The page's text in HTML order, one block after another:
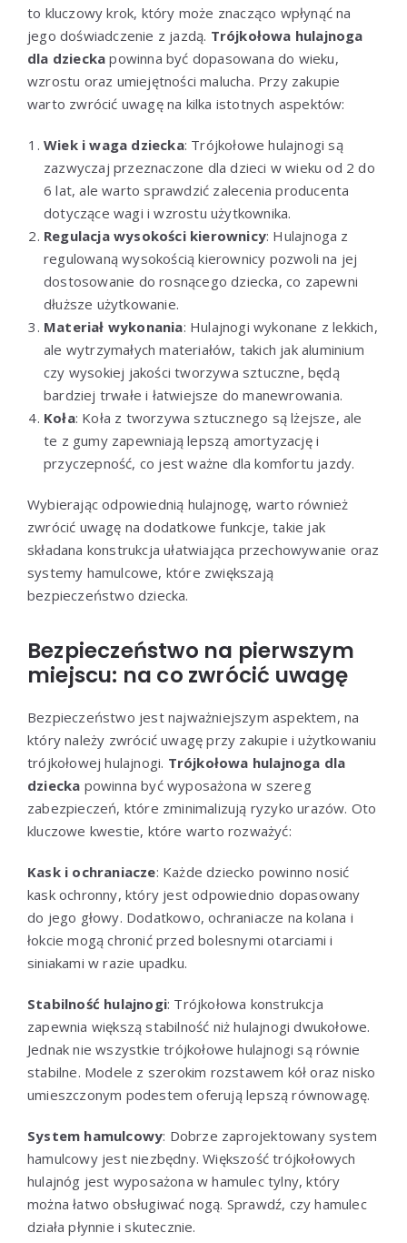
to kluczowy krok, który może znacząco wpłynąć na
jego doświadczenie z jazdą. Trójkołowa hulajnoga
dla dziecka powinna być dopasowana do wieku,
wzrostu oraz umiejętności malucha. Przy zakupie
warto zwrócić uwagę na kilka istotnych aspektów:
Wiek i waga dziecka: Trójkołowe hulajnogi są
zazwyczaj przeznaczone dla dzieci w wieku od 2 do
6 lat, ale warto sprawdzić zalecenia producenta
dotyczące wagi i wzrostu użytkownika.
Regulacja wysokości kierownicy: Hulajnoga z
regulowaną wysokością kierownicy pozwoli na jej
dostosowanie do rosnącego dziecka, co zapewni
dłuższe użytkowanie.
Materiał wykonania: Hulajnogi wykonane z lekkich,
ale wytrzymałych materiałów, takich jak aluminium
czy wysokiej jakości tworzywa sztuczne, będą
bardziej trwałe i łatwiejsze do manewrowania.
Koła: Koła z tworzywa sztucznego są lżejsze, ale
te z gumy zapewniają lepszą amortyzację i
przyczepność, co jest ważne dla komfortu jazdy.
Wybierając odpowiednią hulajnogę, warto również
zwrócić uwagę na dodatkowe funkcje, takie jak
składana konstrukcja ułatwiająca przechowywanie oraz
systemy hamulcowe, które zwiększają
bezpieczeństwo dziecka.
Bezpieczeństwo na pierwszym
miejscu: na co zwrócić uwagę
Bezpieczeństwo jest najważniejszym aspektem, na
który należy zwrócić uwagę przy zakupie i użytkowaniu
trójkołowej hulajnogi. Trójkołowa hulajnoga dla
dziecka powinna być wyposażona w szereg
zabezpieczeń, które zminimalizują ryzyko urazów. Oto
kluczowe kwestie, które warto rozważyć:
Kask i ochraniacze: Każde dziecko powinno nosić
kask ochronny, który jest odpowiednio dopasowany
do jego głowy. Dodatkowo, ochraniacze na kolana i
łokcie mogą chronić przed bolesnymi otarciami i
siniakami w razie upadku.
Stabilność hulajnogi: Trójkołowa konstrukcja
zapewnia większą stabilność niż hulajnogi dwukołowe.
Jednak nie wszystkie trójkołowe hulajnogi są równie
stabilne. Modele z szerokim rozstawem kół oraz nisko
umieszczonym podestem oferują lepszą równowagę.
System hamulcowy: Dobrze zaprojektowany system
hamulcowy jest niezbędny. Większość trójkołowych
hulajnóg jest wyposażona w hamulec tylny, który
można łatwo obsługiwać nogą. Sprawdź, czy hamulec
działa płynnie i skutecznie.